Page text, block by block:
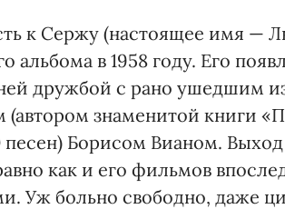
к Сержу (настоящее имя —
альбома в 1958 году. Его
дружбой с рано ушедшим
(автором знаменитой книги
песен) Борисом Вианом.
как и его фильмов
Уж больно свободно, даже